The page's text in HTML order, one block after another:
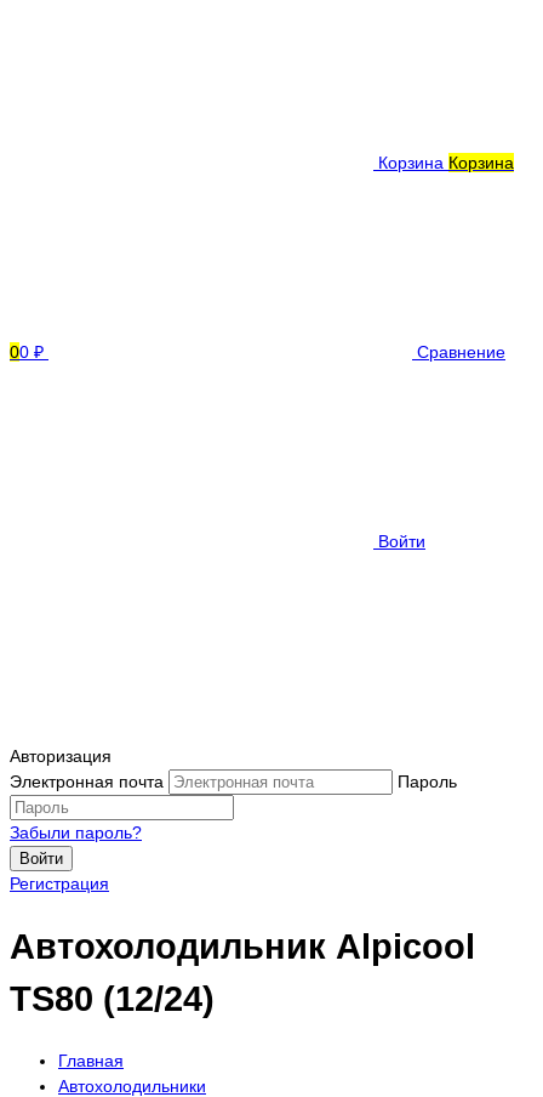
Корзина Корзина
00 ₽ Сравнение
Войти
Авторизация
Электронная почта
Пароль
Забыли пароль?
Войти
Регистрация
Автохолодильник Alpicool
TS80 (12/24)
Главная
Автохолодильники